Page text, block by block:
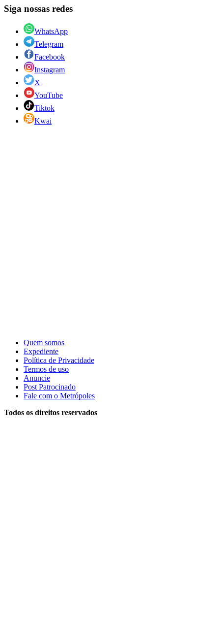
Siga nossas redes
WhatsApp
Telegram
Facebook
Instagram
X
YouTube
Tiktok
Kwai
Quem somos
Expediente
Política de Privacidade
Termos de uso
Anuncie
Post Patrocinado
Fale com o Metrópoles
Todos os direitos reservados